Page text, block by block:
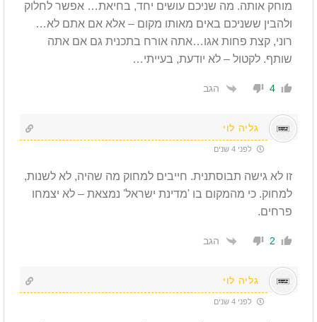
מוחק אותה. מה שניכם עושים יחד, בחיאת… אפשר לחלוק
ולהבין ששניכם באים מאותו מקום – אלא אם אתם לא…
רוני, קצת פחות אגו…אתה אורח בתכנית גם אם אתה
שותף. לקטול – לא יודעת, בעייתי…
4 הגב
גליה לוי
לפני 4 שנים
זו לא גישה תבוסתנית. חייבים למחוק מה שהיה, לא לשנות,
למחוק. כי מהמקום בו 'מדינת ישראל' נמצאת – לא יצמחו
פרחים.
2 הגב
גליה לוי
לפני 4 שנים